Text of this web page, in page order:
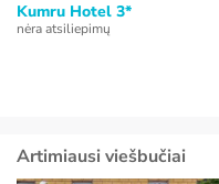
Kumru Hotel 3*
nėra atsiliepimų
Artimiausi viešbučiai